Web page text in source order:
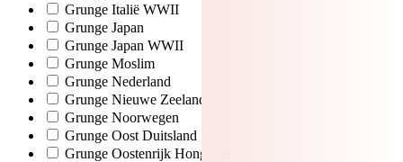
Grunge Italië WWII
Grunge Japan
Grunge Japan WWII
Grunge Moslim
Grunge Nederland
Grunge Nieuwe Zeeland
Grunge Noorwegen
Grunge Oost Duitsland
Grunge Oostenrijk Hongarije